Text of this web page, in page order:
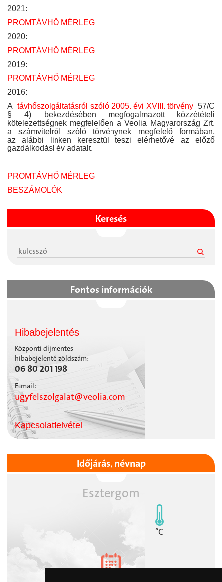
2021:
PROMTÁVHŐ MÉRLEG
2020:
PROMTÁVHŐ MÉRLEG
2019:
PROMTÁVHŐ MÉRLEG
2016:
Atávhőszolgáltatásról szóló 2005. évi XVIII. törvény57/C
§ 4) bekezdésében megfogalmazott közzétételi
kötelezettségnek megfelelően a Veolia Magyarország Zrt.
a számvitelről szóló törvénynek megfelelő formában,
az alábbi linken keresztül teszi elérhetővé az előző
gazdálkodási év adatait.
PROMTÁVHŐ MÉRLEG
BESZÁMOLÓK
Keresés
Fontos információk
Hibabejelentés
Központi díjmentes
hibabejelentő zöldszám:
06 80 201 198
E-mail:
ugyfelszolgalat@veolia.com
Kapcsolatfelvétel
Időjárás, névnap
Esztergom
°C